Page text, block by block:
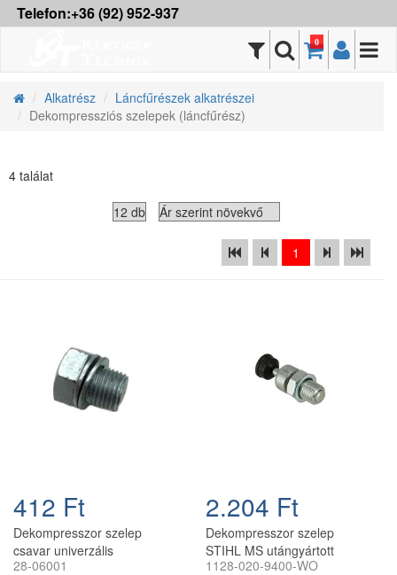
Telefon:+36 (92) 952-937
0
Alkatrész
Láncfűrészek alkatrészei
Dekompressziós szelepek (láncfűrész)
4 találat
1
412 Ft
Dekompresszor szelep
csavar univerzális
28-06001
2.204 Ft
Dekompresszor szelep
STIHL MS utángyártott
1128-020-9400-WO